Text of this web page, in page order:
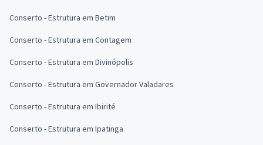
Conserto - Estrutura em Betim
Conserto - Estrutura em Contagem
Conserto - Estrutura em Divinópolis
Conserto - Estrutura em Governador Valadares
Conserto - Estrutura em Ibirité
Conserto - Estrutura em Ipatinga